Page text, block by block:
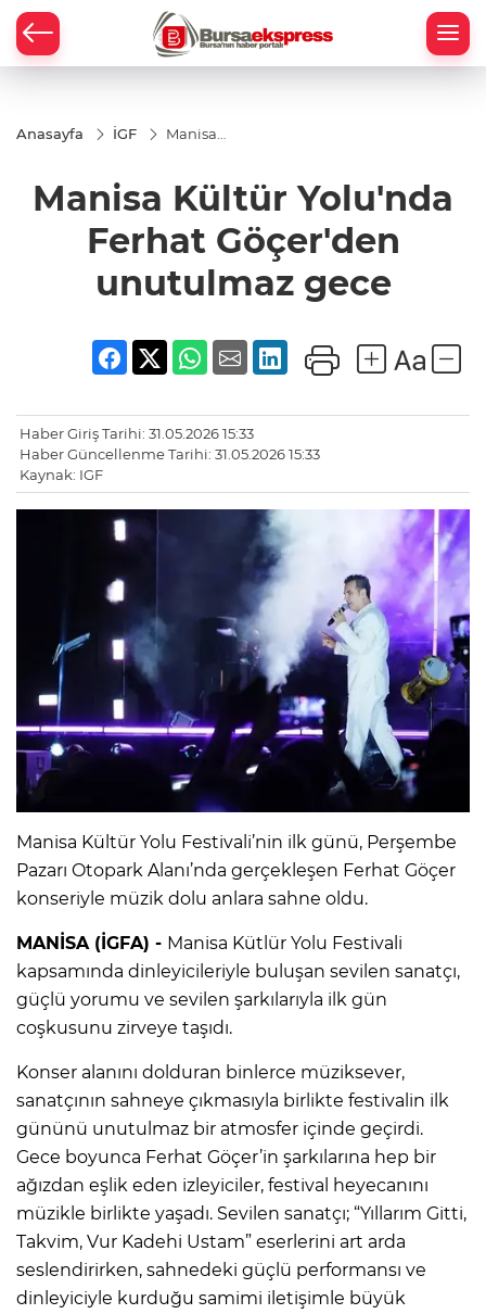
Anasayfa İGF
Manisa
Ferhat
Göçer'den
gece
Manisa Kültür Yolu'nda
Ferhat Göçer'den
unutulmaz gece
Haber Giriş Tarihi: 31.05.2026 15:33
Haber Güncellenme Tarihi: 31.05.2026 15:33
Kaynak: IGF
Manisa Kültür Yolu Festivali’nin ilk günü, Perşembe
Pazarı Otopark Alanı’nda gerçekleşen Ferhat Göçer
konseriyle müzik dolu anlara sahne oldu.
MANİSA (İGFA) - Manisa Kütlür Yolu Festivali
kapsamında dinleyicileriyle buluşan sevilen sanatçı,
güçlü yorumu ve sevilen şarkılarıyla ilk gün
coşkusunu zirveye taşıdı.
Konser alanını dolduran binlerce müziksever,
sanatçının sahneye çıkmasıyla birlikte festivalin ilk
gününü unutulmaz bir atmosfer içinde geçirdi.
Gece boyunca Ferhat Göçer’in şarkılarına hep bir
ağızdan eşlik eden izleyiciler, festival heyecanını
müzikle birlikte yaşadı. Sevilen sanatçı; “Yıllarım Gitti,
Takvim, Vur Kadehi Ustam” eserlerini art arda
seslendirirken, sahnedeki güçlü performansı ve
dinleyiciyle kurduğu samimi iletişimle büyük